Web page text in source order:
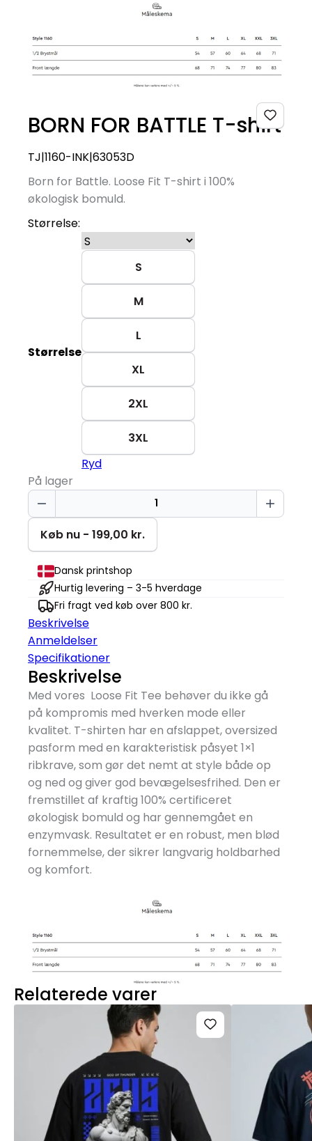
BORN FOR BATTLE T-shirt
TJ|1160-INK|63053D
Born for Battle. Loose Fit T-shirt i 100%
økologisk bomuld.
Størrelse:
Størrelse
S
M
L
XL
2XL
3XL
Ryd
På lager
BORN
FOR
BATTLE
T-
shirt
antal
Køb nu - 199,00 kr.
Dansk printshop
Hurtig levering – 3-5 hverdage
Fri fragt ved køb over 800 kr.
Beskrivelse
Anmeldelser
Specifikationer
Beskrivelse
Med vores Loose Fit Tee behøver du ikke gå
på kompromis med hverken mode eller
kvalitet. T-shirten har en afslappet, oversized
pasform med en karakteristisk påsyet 1×1
ribkrave, som gør det nemt at style både op
og ned og giver god bevægelsesfrihed. Den er
fremstillet af kraftig 100% certificeret
økologisk bomuld og har gennemgået en
enzymvask. Resultatet er en robust, men blød
fornemmelse, der sikrer langvarig holdbarhed
og komfort.
Relaterede varer